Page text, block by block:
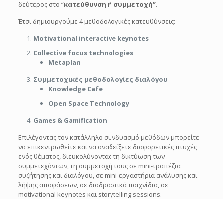
δεύτερος στο “κατεύθυνση ή συμμετοχή”.
Έτσι δημιουργούμε 4 μεθοδολογικές κατευθύνσεις:
Motivational interactive keynotes
Collective focus technologies
Metaplan
Συμμετοχικές μεθοδολογίες διαλόγου
Knowledge Cafe
Open Space Technology
Games & Gamification
Επιλέγοντας τον κατάλληλο συνδυασμό μεθόδων μπορείτε
να επικεντρωθείτε και να αναδείξετε διαφορετικές πτυχές
ενός θέματος, διευκολύνοντας τη δικτύωση των
συμμετεχόντων, τη συμμετοχή τους σε mini-τραπέζια
συζήτησης και διαλόγου, σε mini-εργαστήρια ανάλυσης και
λήψης αποφάσεων, σε διαδραστικά παιχνίδια, σε
motivational keynotes και storytelling sessions.